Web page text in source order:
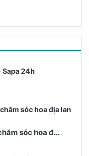
sóc hoa đ...